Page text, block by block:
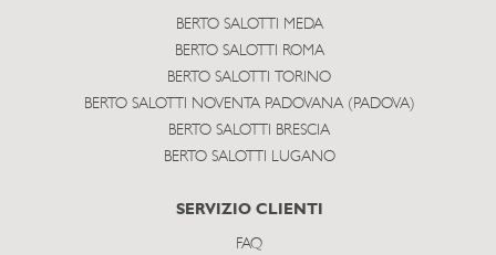
BERTO SALOTTI MEDA
BERTO SALOTTI ROMA
BERTO SALOTTI TORINO
BERTO SALOTTI NOVENTA PADOVANA (PADOVA)
BERTO SALOTTI BRESCIA
BERTO SALOTTI LUGANO
SERVIZIO CLIENTI
FAQ